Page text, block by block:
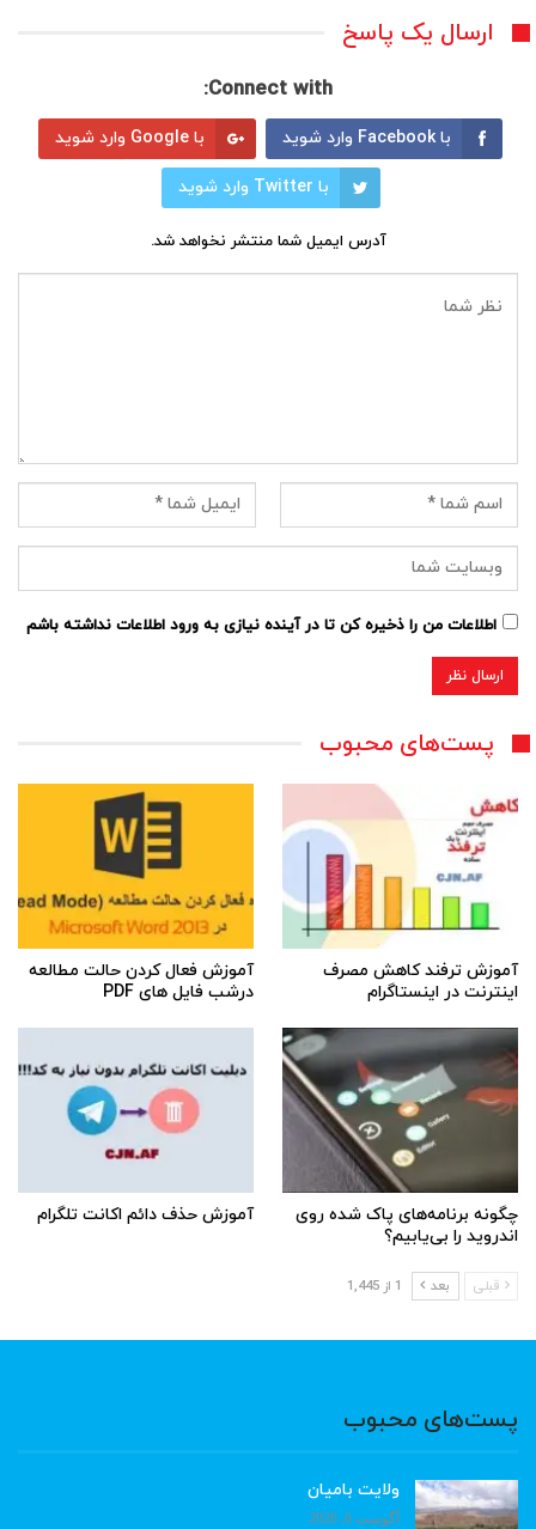
ارسال یک پاسخ
Connect with:
با Facebook وارد شوید با Google وارد شوید
با Twitter وارد شوید
آدرس ایمیل شما منتشر نخواهد شد.
اطلاعات من را ذخیره کن تا در آینده نیازی به ورود اطلاعات نداشته باشم
پست‌های محبوب
آموزش ترفند کاهش مصرف
اینترنت در اینستاگرام
آموزش فعال کردن حالت مطالعه
درشب فایل های PDF
چگونه برنامه‌های پاک شده روی
اندروید را بی‌یابیم؟
آموزش حذف دائم اکانت تلگرام
قبلی بعد 1 از 1,445
پست‌های محبوب
ولایت بامیان
آگوست 6, 2026